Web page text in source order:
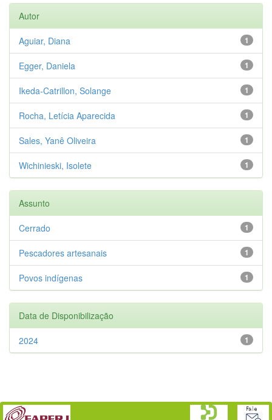
Autor
1
Aguiar, Diana
1
Egger, Daniela
1
Ikeda-Catrillon, Solange
1
Rocha, Letícia Aparecida
1
Sales, Yanê Oliveira
1
Wichinieski, Isolete
Assunto
1
Cerrado
1
Pescadores artesanais
1
Povos indígenas
Data de Disponibilização
1
2024